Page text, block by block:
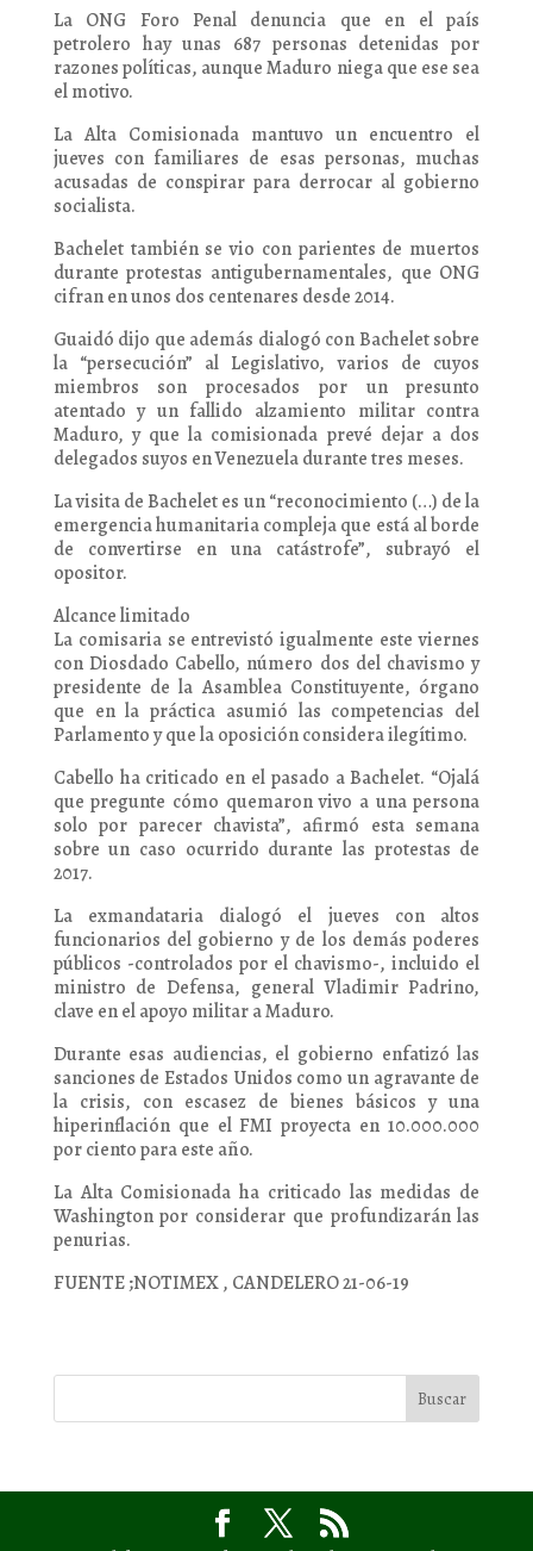
La ONG Foro Penal denuncia que en el país
petrolero hay unas 687 personas detenidas por
razones políticas, aunque Maduro niega que ese sea
el motivo.
La Alta Comisionada mantuvo un encuentro el
jueves con familiares de esas personas, muchas
acusadas de conspirar para derrocar al gobierno
socialista.
Bachelet también se vio con parientes de muertos
durante protestas antigubernamentales, que ONG
cifran en unos dos centenares desde 2014.
Guaidó dijo que además dialogó con Bachelet sobre
la “persecución” al Legislativo, varios de cuyos
miembros son procesados por un presunto
atentado y un fallido alzamiento militar contra
Maduro, y que la comisionada prevé dejar a dos
delegados suyos en Venezuela durante tres meses.
La visita de Bachelet es un “reconocimiento (…) de la
emergencia humanitaria compleja que está al borde
de convertirse en una catástrofe”, subrayó el
opositor.
Alcance limitado
La comisaria se entrevistó igualmente este viernes
con Diosdado Cabello, número dos del chavismo y
presidente de la Asamblea Constituyente, órgano
que en la práctica asumió las competencias del
Parlamento y que la oposición considera ilegítimo.
Cabello ha criticado en el pasado a Bachelet. “Ojalá
que pregunte cómo quemaron vivo a una persona
solo por parecer chavista”, afirmó esta semana
sobre un caso ocurrido durante las protestas de
2017.
La exmandataria dialogó el jueves con altos
funcionarios del gobierno y de los demás poderes
públicos -controlados por el chavismo-, incluido el
ministro de Defensa, general Vladimir Padrino,
clave en el apoyo militar a Maduro.
Durante esas audiencias, el gobierno enfatizó las
sanciones de Estados Unidos como un agravante de
la crisis, con escasez de bienes básicos y una
hiperinflación que el FMI proyecta en 10.000.000
por ciento para este año.
La Alta Comisionada ha criticado las medidas de
Washington por considerar que profundizarán las
penurias.
FUENTE ;NOTIMEX , CANDELERO 21-06-19